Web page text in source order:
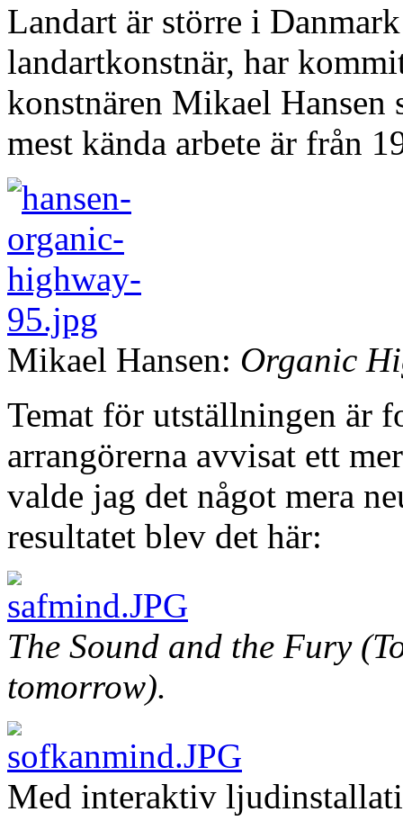
Landart är större i
landartkonstnär, har
konstnären Mikael Hansen
mest kända arbete är från
Mikael Hansen: Organic
Temat för utställningen är
arrangörerna avvisat ett
valde jag det något mera
resultatet blev det här:
The Sound and the Fury
tomorrow).
Med interaktiv